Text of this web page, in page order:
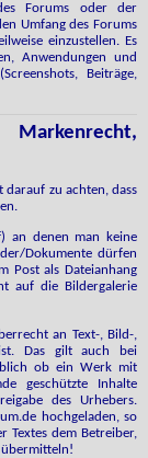
Forums oder der
Umfang des Forums
einzustellen. Es
Anwendungen und
Beiträge,
darauf zu achten, dass
an denen man keine
Dokumente dürfen
Post als Dateianhang
auf die Bildergalerie
an Text-, Bild-,
Das gilt auch bei
ob ein Werk mit
geschützte Inhalte
des Urhebers.
hochgeladen, so
Textes dem Betreiber,